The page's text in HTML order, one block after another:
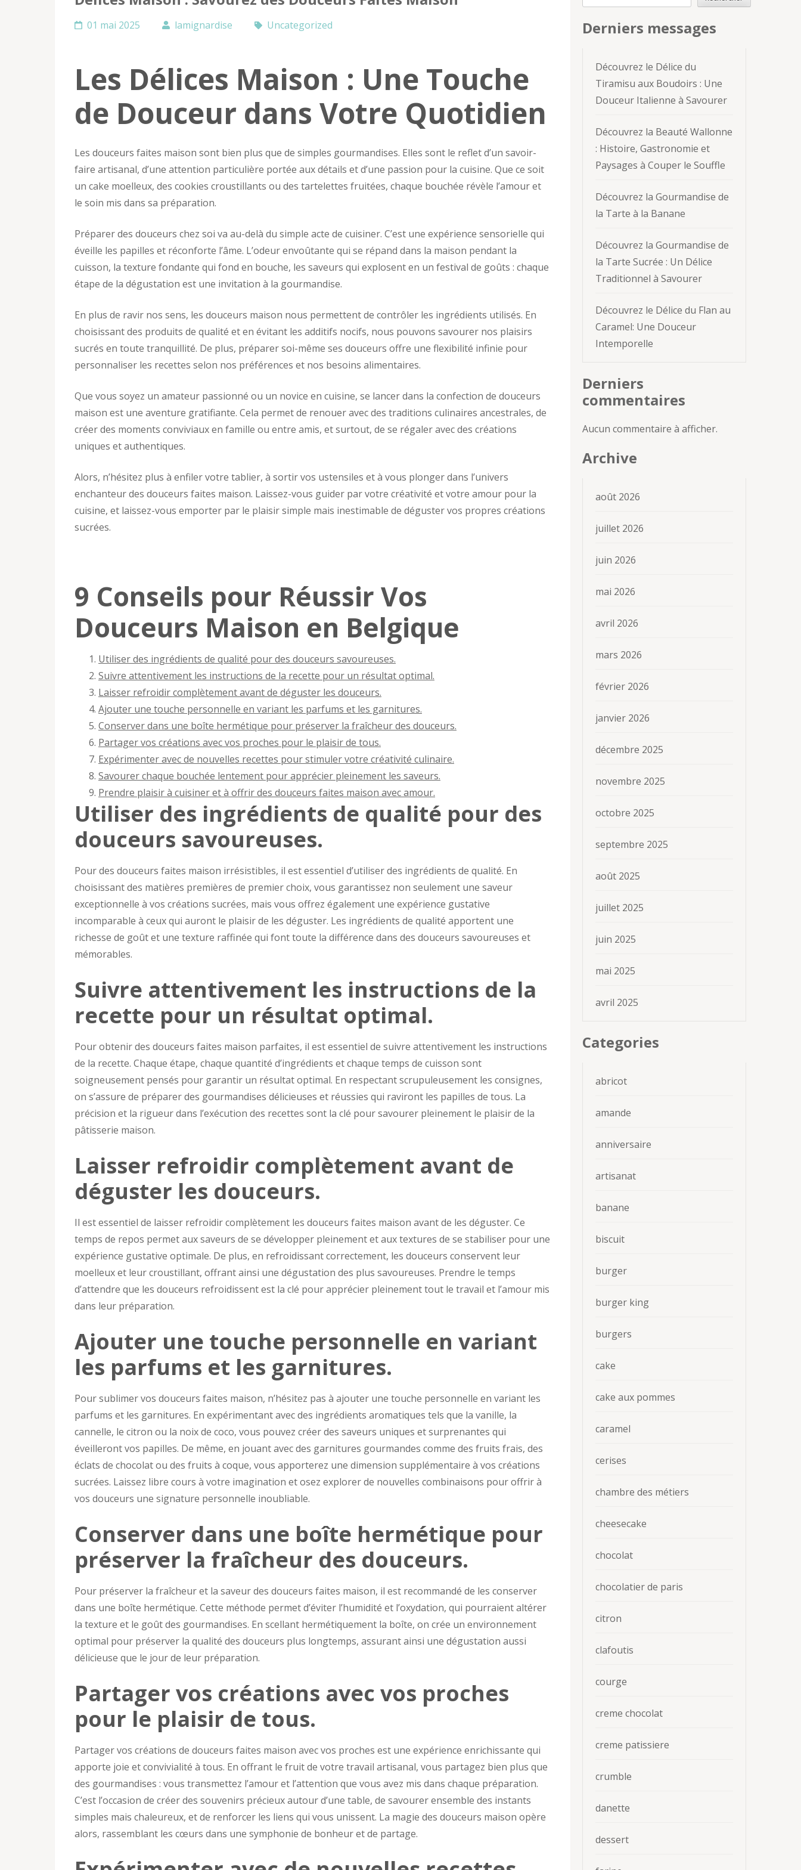
01 mai 2025 lamignardise Uncategorized
Les Délices Maison : Une Touche
de Douceur dans Votre Quotidien
Les douceurs faites maison sont bien plus que de simples gourmandises. Elles sont le reflet d’un savoir-
faire artisanal, d’une attention particulière portée aux détails et d’une passion pour la cuisine. Que ce soit
un cake moelleux, des cookies croustillants ou des tartelettes fruitées, chaque bouchée révèle l’amour et
le soin mis dans sa préparation.
Préparer des douceurs chez soi va au-delà du simple acte de cuisiner. C’est une expérience sensorielle qui
éveille les papilles et réconforte l’âme. L’odeur envoûtante qui se répand dans la maison pendant la
cuisson, la texture fondante qui fond en bouche, les saveurs qui explosent en un festival de goûts : chaque
étape de la dégustation est une invitation à la gourmandise.
En plus de ravir nos sens, les douceurs maison nous permettent de contrôler les ingrédients utilisés. En
choisissant des produits de qualité et en évitant les additifs nocifs, nous pouvons savourer nos plaisirs
sucrés en toute tranquillité. De plus, préparer soi-même ses douceurs offre une flexibilité infinie pour
personnaliser les recettes selon nos préférences et nos besoins alimentaires.
Que vous soyez un amateur passionné ou un novice en cuisine, se lancer dans la confection de douceurs
maison est une aventure gratifiante. Cela permet de renouer avec des traditions culinaires ancestrales, de
créer des moments conviviaux en famille ou entre amis, et surtout, de se régaler avec des créations
uniques et authentiques.
Alors, n’hésitez plus à enfiler votre tablier, à sortir vos ustensiles et à vous plonger dans l’univers
enchanteur des douceurs faites maison. Laissez-vous guider par votre créativité et votre amour pour la
cuisine, et laissez-vous emporter par le plaisir simple mais inestimable de déguster vos propres créations
sucrées.
9 Conseils pour Réussir Vos
Douceurs Maison en Belgique
Utiliser des ingrédients de qualité pour des douceurs savoureuses.
Suivre attentivement les instructions de la recette pour un résultat optimal.
Laisser refroidir complètement avant de déguster les douceurs.
Ajouter une touche personnelle en variant les parfums et les garnitures.
Conserver dans une boîte hermétique pour préserver la fraîcheur des douceurs.
Partager vos créations avec vos proches pour le plaisir de tous.
Expérimenter avec de nouvelles recettes pour stimuler votre créativité culinaire.
Savourer chaque bouchée lentement pour apprécier pleinement les saveurs.
Prendre plaisir à cuisiner et à offrir des douceurs faites maison avec amour.
Utiliser des ingrédients de qualité pour des
douceurs savoureuses.
Pour des douceurs faites maison irrésistibles, il est essentiel d’utiliser des ingrédients de qualité. En
choisissant des matières premières de premier choix, vous garantissez non seulement une saveur
exceptionnelle à vos créations sucrées, mais vous offrez également une expérience gustative
incomparable à ceux qui auront le plaisir de les déguster. Les ingrédients de qualité apportent une
richesse de goût et une texture raffinée qui font toute la différence dans des douceurs savoureuses et
mémorables.
Suivre attentivement les instructions de la
recette pour un résultat optimal.
Pour obtenir des douceurs faites maison parfaites, il est essentiel de suivre attentivement les instructions
de la recette. Chaque étape, chaque quantité d’ingrédients et chaque temps de cuisson sont
soigneusement pensés pour garantir un résultat optimal. En respectant scrupuleusement les consignes,
on s’assure de préparer des gourmandises délicieuses et réussies qui raviront les papilles de tous. La
précision et la rigueur dans l’exécution des recettes sont la clé pour savourer pleinement le plaisir de la
pâtisserie maison.
Laisser refroidir complètement avant de
déguster les douceurs.
Il est essentiel de laisser refroidir complètement les douceurs faites maison avant de les déguster. Ce
temps de repos permet aux saveurs de se développer pleinement et aux textures de se stabiliser pour une
expérience gustative optimale. De plus, en refroidissant correctement, les douceurs conservent leur
moelleux et leur croustillant, offrant ainsi une dégustation des plus savoureuses. Prendre le temps
d’attendre que les douceurs refroidissent est la clé pour apprécier pleinement tout le travail et l’amour mis
dans leur préparation.
Ajouter une touche personnelle en variant
les parfums et les garnitures.
Pour sublimer vos douceurs faites maison, n’hésitez pas à ajouter une touche personnelle en variant les
parfums et les garnitures. En expérimentant avec des ingrédients aromatiques tels que la vanille, la
cannelle, le citron ou la noix de coco, vous pouvez créer des saveurs uniques et surprenantes qui
éveilleront vos papilles. De même, en jouant avec des garnitures gourmandes comme des fruits frais, des
éclats de chocolat ou des fruits à coque, vous apporterez une dimension supplémentaire à vos créations
sucrées. Laissez libre cours à votre imagination et osez explorer de nouvelles combinaisons pour offrir à
vos douceurs une signature personnelle inoubliable.
Conserver dans une boîte hermétique pour
préserver la fraîcheur des douceurs.
Pour préserver la fraîcheur et la saveur des douceurs faites maison, il est recommandé de les conserver
dans une boîte hermétique. Cette méthode permet d’éviter l’humidité et l’oxydation, qui pourraient altérer
la texture et le goût des gourmandises. En scellant hermétiquement la boîte, on crée un environnement
optimal pour préserver la qualité des douceurs plus longtemps, assurant ainsi une dégustation aussi
délicieuse que le jour de leur préparation.
Partager vos créations avec vos proches
pour le plaisir de tous.
Partager vos créations de douceurs faites maison avec vos proches est une expérience enrichissante qui
apporte joie et convivialité à tous. En offrant le fruit de votre travail artisanal, vous partagez bien plus que
des gourmandises : vous transmettez l’amour et l’attention que vous avez mis dans chaque préparation.
C’est l’occasion de créer des souvenirs précieux autour d’une table, de savourer ensemble des instants
simples mais chaleureux, et de renforcer les liens qui vous unissent. La magie des douceurs maison opère
alors, rassemblant les cœurs dans une symphonie de bonheur et de partage.
Derniers messages
Découvrez le Délice du
Tiramisu aux Boudoirs : Une
Douceur Italienne à Savourer
Découvrez la Beauté Wallonne
: Histoire, Gastronomie et
Paysages à Couper le Souffle
Découvrez la Gourmandise de
la Tarte à la Banane
Découvrez la Gourmandise de
la Tarte Sucrée : Un Délice
Traditionnel à Savourer
Découvrez le Délice du Flan au
Caramel: Une Douceur
Intemporelle
Derniers
commentaires
Aucun commentaire à afficher.
Archive
août 2026
juillet 2026
juin 2026
mai 2026
avril 2026
mars 2026
février 2026
janvier 2026
décembre 2025
novembre 2025
octobre 2025
septembre 2025
août 2025
juillet 2025
juin 2025
mai 2025
avril 2025
Categories
abricot
amande
anniversaire
artisanat
banane
biscuit
burger
burger king
burgers
cake
cake aux pommes
caramel
cerises
chambre des métiers
cheesecake
chocolat
chocolatier de paris
citron
clafoutis
courge
creme chocolat
creme patissiere
crumble
danette
dessert